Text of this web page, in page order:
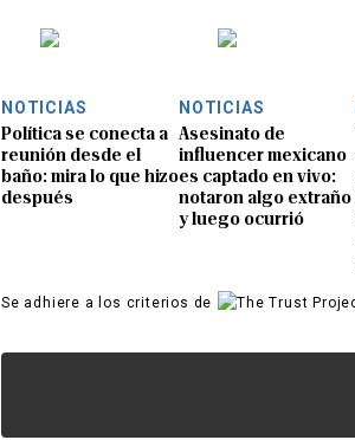
NOTICIAS
Política se conecta a
reunión desde el
baño: mira lo que hizo
después
NOTICIAS
Asesinato de
influencer mexicano
es captado en vivo:
notaron algo extraño
y luego ocurrió
Se adhiere a los criterios de